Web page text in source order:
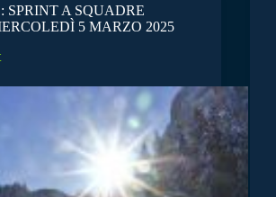
SPRINT A SQUADRE
5 MARZO 2025